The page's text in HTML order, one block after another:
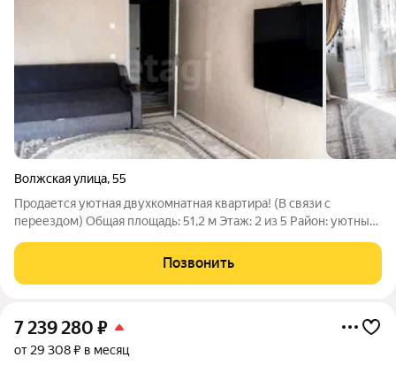
Волжская улица,55
Продается уютная двухкомнатная квартира! (В связи с
переездом) Общая площадь: 51,2 м Этаж: 2 из 5 Район: уютный
нейтральных тонах, что создает приятную атмосферу.
Планировка: - Кухня: 7,8 м -
Позвонить
7 239 280 ₽
от 29 308 ₽ в месяц